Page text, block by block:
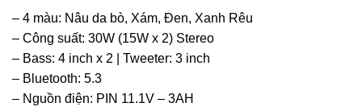
– 4 màu: Nâu da bò, Xám, Đen, Xanh Rêu
– Công suất: 30W (15W x 2) Stereo
– Bass: 4 inch x 2 | Tweeter: 3 inch
– Bluetooth: 5.3
– Nguồn điện: PIN 11.1V – 3AH